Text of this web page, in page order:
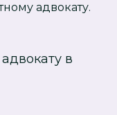
адвокату.
в